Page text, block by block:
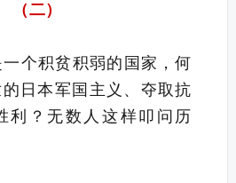
（二）
个积贫积弱的国家，何
日本军国主义、夺取抗
利？无数人这样叩问历